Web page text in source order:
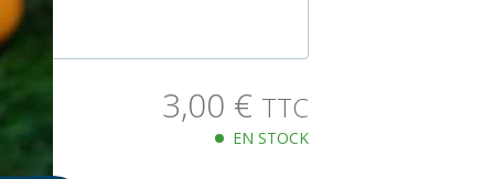
3,00 € TTC
EN STOCK